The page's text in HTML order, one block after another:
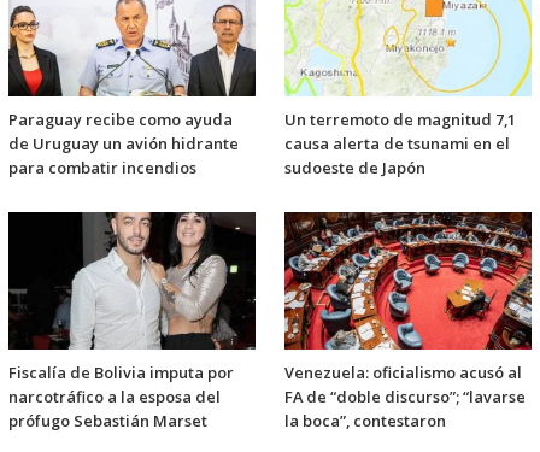
Paraguay recibe como ayuda
de Uruguay un avión hidrante
para combatir incendios
Un terremoto de magnitud 7,1
causa alerta de tsunami en el
sudoeste de Japón
Fiscalía de Bolivia imputa por
narcotráfico a la esposa del
prófugo Sebastián Marset
Venezuela: oficialismo acusó al
FA de “doble discurso”; “lavarse
la boca”, contestaron